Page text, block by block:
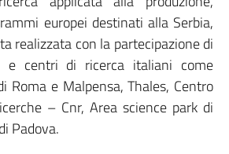
europei destinati alla Serbia,
realizzata con la partecipazione di
e centri di ricerca italiani come
Roma e Malpensa, Thales, Centro
– Cnr, Area science park di
Padova.